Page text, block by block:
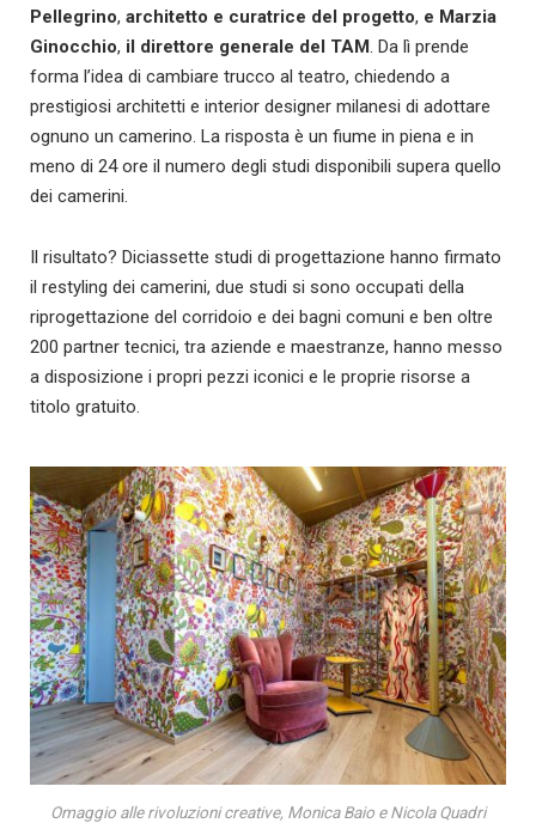
Pellegrino, architetto e curatrice del progetto, e Marzia
Ginocchio, il direttore generale del TAM. Da lì prende
forma l’idea di cambiare trucco al teatro, chiedendo a
prestigiosi architetti e interior designer milanesi di adottare
ognuno un camerino. La risposta è un fiume in piena e in
meno di 24 ore il numero degli studi disponibili supera quello
dei camerini.
Il risultato? Diciassette studi di progettazione hanno firmato
il restyling dei camerini, due studi si sono occupati della
riprogettazione del corridoio e dei bagni comuni e ben oltre
200 partner tecnici, tra aziende e maestranze, hanno messo
a disposizione i propri pezzi iconici e le proprie risorse a
titolo gratuito.
Omaggio alle rivoluzioni creative, Monica Baio e Nicola Quadri